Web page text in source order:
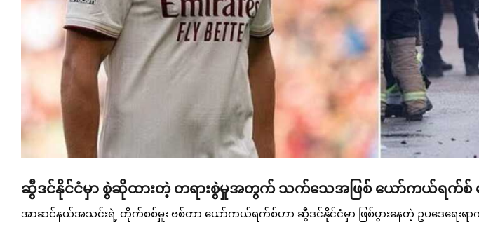
ဆွီဒင်နိုင်ငံမှာ စွဲဆိုထားတဲ့ တရားစွဲမှုအတွက် သက်သေအဖြစ် ယော်ကယ်ရက်စ်
အာဆင်နယ်အသင်းရဲ့ တိုက်စစ်မှူး ဗစ်တာ ယော်ကယ်ရက်စ်ဟာ ဆွီဒင်နိုင်ငံမှာ ဖြစ်ပွားနေတဲ့ ဥပဒေရေးရ